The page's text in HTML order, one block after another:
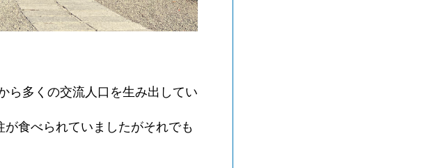
ら多くの交流人口を生み出してい
食べられていましたがそれでも